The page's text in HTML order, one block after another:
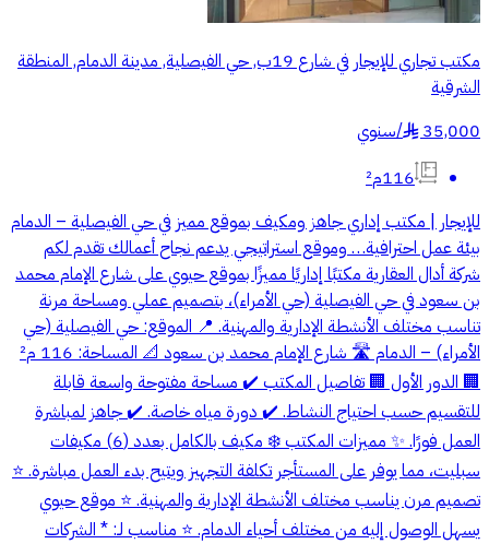
مكتب تجاري للإيجار في شارع 19ب, حي الفيصلية, مدينة الدمام, المنطقة
الشرقية
35,000
§
/سنوي
116م²
للإيجار | مكتب إداري جاهز ومكيف بموقع مميز في حي الفيصلية – الدمام
بيئة عمل احترافية… وموقع استراتيجي يدعم نجاح أعمالك تقدم لكم
شركة أدال العقارية مكتبًا إداريًا مميزًا بموقع حيوي على شارع الإمام محمد
بن سعود في حي الفيصلية (حي الأمراء)، بتصميم عملي ومساحة مرنة
تناسب مختلف الأنشطة الإدارية والمهنية. 📍 الموقع: حي الفيصلية (حي
الأمراء) – الدمام 🛣️ شارع الإمام محمد بن سعود 📐 المساحة: 116 م²
🏢 الدور الأول 🏢 تفاصيل المكتب ✔️ مساحة مفتوحة واسعة قابلة
للتقسيم حسب احتياج النشاط. ✔️ دورة مياه خاصة. ✔️ جاهز لمباشرة
العمل فورًا. ✨ مميزات المكتب ❄️ مكيف بالكامل بعدد (6) مكيفات
سبليت، مما يوفر على المستأجر تكلفة التجهيز ويتيح بدء العمل مباشرة. ⭐
تصميم مرن يناسب مختلف الأنشطة الإدارية والمهنية. ⭐ موقع حيوي
يسهل الوصول إليه من مختلف أحياء الدمام. ⭐ مناسب لـ: * الشركات